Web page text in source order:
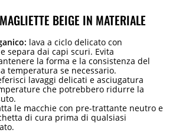
BEIGE IN MATERIALE
lava a ciclo delicato con
separa dai capi scuri. Evita
la forma e la consistenza del
temperatura se necessario.
lavaggi delicati e asciugatura
che potrebbero ridurre la
le macchie con pre-trattante neutro e
di cura prima di qualsiasi